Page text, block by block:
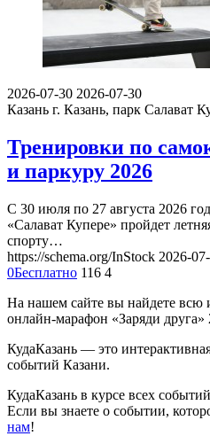
2026-07-30 2026-07-30
Казань г. Казань, парк Салават
Тренировки по
и паркуру 2026
С 30 июля по 27 августа 2026
«Салават Купере» пройдет
спорту…
https://schema.org/InStock 2026-
0Бесплатно 116 4
На нашем сайте вы найдете
онлайн-марафон «Заряди друга»
КудаКазань — это
событий Казани.
КудаКазань в курсе всех
Если вы знаете о событии,
нам!